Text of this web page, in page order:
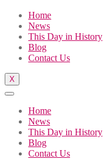
Home
News
This Day in History
Blog
Contact Us
X
Home
News
This Day in History
Blog
Contact Us